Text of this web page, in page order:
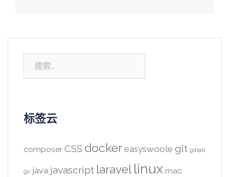
索：
标签云
composer CSS docker easyswoole git gitlab
go java javascript laravel linux mac